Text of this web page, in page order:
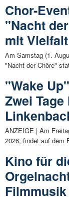
Chor-
"Nacht
mit Vielfalt
Am Samstag (1.
"Nacht der Chöre"
"Wake
Zwei
ANZEIGE | Am
2026, findet auf dem
Kino für